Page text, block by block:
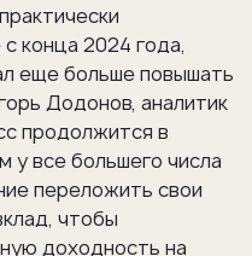
конца 2024 года,
еще больше повышать
Додонов, аналитик
продолжится в
все большего числа
переложить свои
чтобы
доходность на